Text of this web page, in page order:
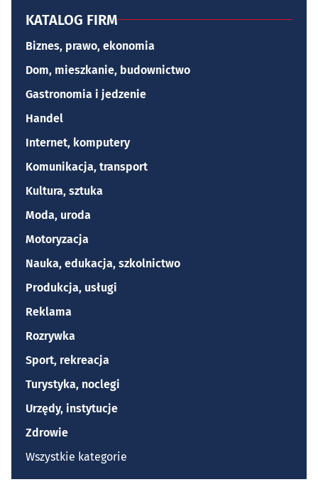
KATALOG FIRM
Biznes, prawo, ekonomia
Dom, mieszkanie, budownictwo
Gastronomia i jedzenie
Handel
Internet, komputery
Komunikacja, transport
Kultura, sztuka
Moda, uroda
Motoryzacja
Nauka, edukacja, szkolnictwo
Produkcja, usługi
Reklama
Rozrywka
Sport, rekreacja
Turystyka, noclegi
Urzędy, instytucje
Zdrowie
Wszystkie kategorie